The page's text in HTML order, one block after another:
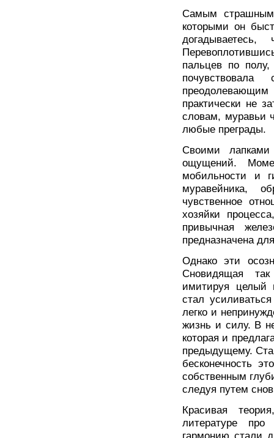
Самым страшным
которыми он
пальцев по
практически не
словам, муравьи
любые преграды.
Своими
ощущений.
мобильности и
муравейника,
чувственное
хозяйки
привычная
предназначена
Однако эти
Сновидящая
имитируя целый
стал
легко и
жизнь и силу. В
которая и
предыдущему.
бесконечность
собственным
следуя путем
Красивая
литературе